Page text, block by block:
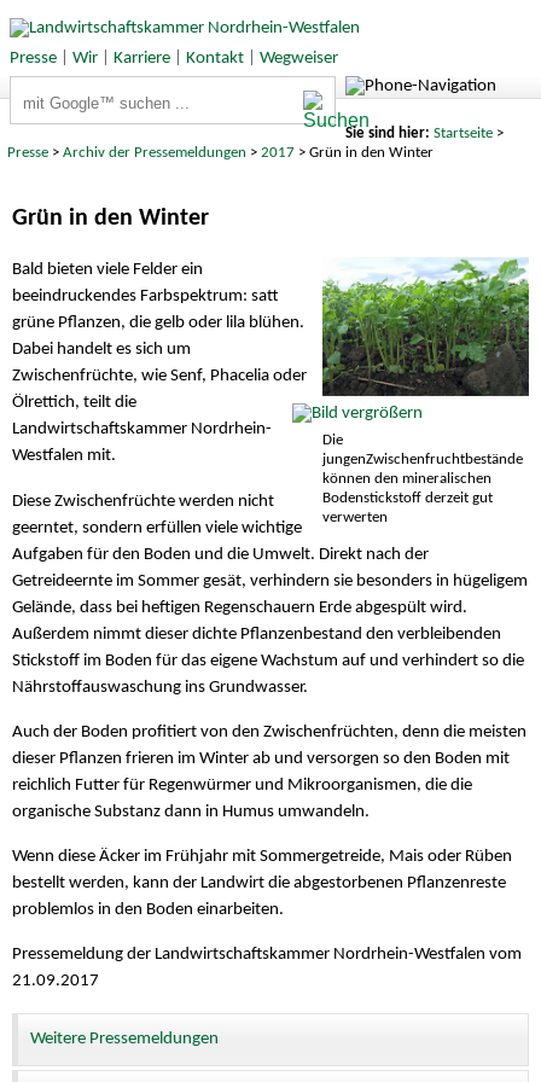
Presse| Wir| Karriere| Kontakt| Wegweiser
Sie sind hier: Startseite>
Presse >Archiv der Pressemeldungen > 2017 > Grün in den Winter
Grün in den Winter
Die
jungenZwischenfruchtbestände
können den mineralischen
Bodenstickstoff derzeit gut
verwerten
Bald bieten viele Felder ein
beeindruckendes Farbspektrum: satt
grüne Pflanzen, die gelb oder lila blühen.
Dabei handelt es sich um
Zwischenfrüchte, wie Senf, Phacelia oder
Ölrettich, teilt die
Landwirtschaftskammer Nordrhein-
Westfalen mit.
Diese Zwischenfrüchte werden nicht
geerntet, sondern erfüllen viele wichtige
Aufgaben für den Boden und die Umwelt. Direkt nach der
Getreideernte im Sommer gesät, verhindern sie besonders in hügeligem
Gelände, dass bei heftigen Regenschauern Erde abgespült wird.
Außerdem nimmt dieser dichte Pflanzenbestand den verbleibenden
Stickstoff im Boden für das eigene Wachstum auf und verhindert so die
Nährstoffauswaschung ins Grundwasser.
Auch der Boden profitiert von den Zwischenfrüchten, denn die meisten
dieser Pflanzen frieren im Winter ab und versorgen so den Boden mit
reichlich Futter für Regenwürmer und Mikroorganismen, die die
organische Substanz dann in Humus umwandeln.
Wenn diese Äcker im Frühjahr mit Sommergetreide, Mais oder Rüben
bestellt werden, kann der Landwirt die abgestorbenen Pflanzenreste
problemlos in den Boden einarbeiten.
Pressemeldung der Landwirtschaftskammer Nordrhein-Westfalen vom
21.09.2017
Weitere Pressemeldungen